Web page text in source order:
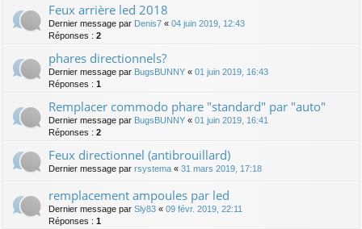
Feux arrière led 2018
Dernier message par Denis7 « 04 juin 2019, 12:43
Réponses : 2
phares directionnels?
Dernier message par BugsBUNNY « 01 juin 2019, 16:43
Réponses : 1
Remplacer commodo phare "standard" par "auto"
Dernier message par BugsBUNNY « 01 juin 2019, 16:41
Réponses : 2
Feux directionnel (antibrouillard)
Dernier message par rsystema « 31 mars 2019, 17:18
remplacement ampoules par led
Dernier message par Sly83 « 09 févr. 2019, 22:11
Réponses : 1